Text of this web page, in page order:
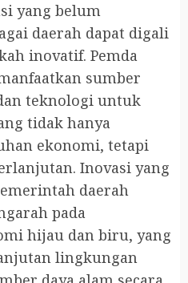
yang belum
daerah dapat digali
inovatif. Pemda
sumber
teknologi untuk
tidak hanya
ekonomi, tetapi
Inovasi yang
daerah
pada
hijau dan biru, yang
lingkungan